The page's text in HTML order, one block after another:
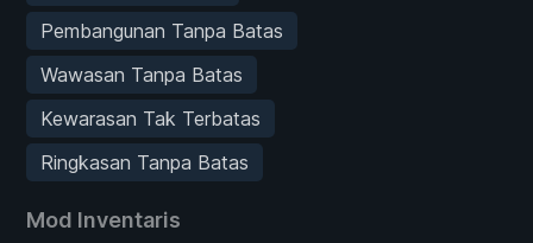
Pembangunan Tanpa Batas
Wawasan Tanpa Batas
Kewarasan Tak Terbatas
Ringkasan Tanpa Batas
Mod Inventaris